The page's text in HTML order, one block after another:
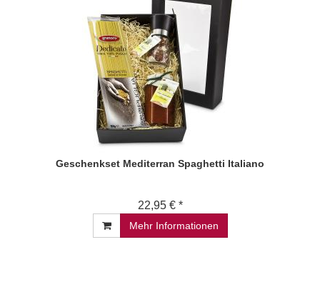
Geschenkset Mediterran Spaghetti Italiano
22,95 € *
Mehr Informationen